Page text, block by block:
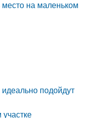
место на маленьком
подойдут